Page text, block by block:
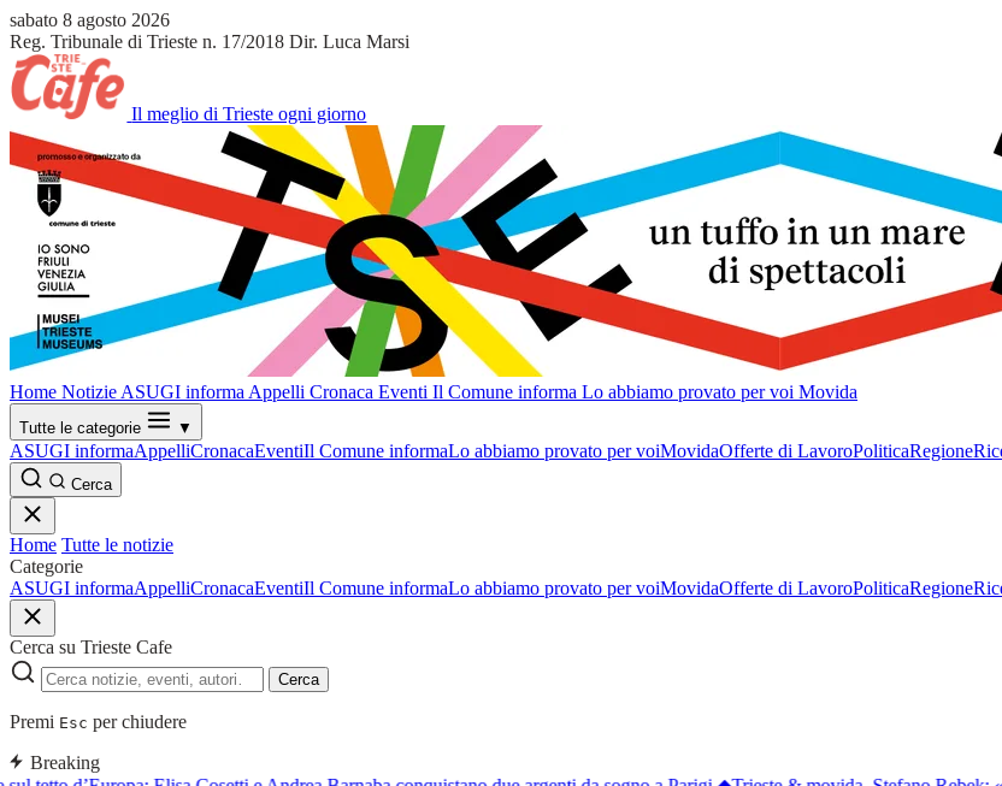
sabato 8 agosto 2026
Reg. Tribunale di Trieste n. 17/2018 Dir. Luca Marsi
Il meglio di Trieste ogni giorno
Home Notizie ASUGI informa Appelli Cronaca Eventi Il Comune informa Lo abbiamo provato per voi Movida
Tutte le categorie ▼
ASUGI informaAppelliCronacaEventiIl Comune informaLo abbiamo provato per voiMovidaOfferte di LavoroPoliticaRegione
Cerca
Home Tutte le notizie
Categorie
ASUGI informaAppelliCronacaEventiIl Comune informaLo abbiamo provato per voiMovidaOfferte di LavoroPoliticaRegione
Cerca su Trieste Cafe
Cerca
Premi Esc per chiudere
Breaking